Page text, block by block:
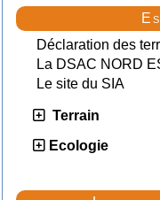
Déclaration des
La DSAC NORD
Le site du SIA
Terrain
Ecologie